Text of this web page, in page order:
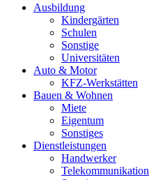
Ausbildung
Kindergärten
Schulen
Sonstige
Universitäten
Auto & Motor
KFZ-Werkstätten
Bauen & Wohnen
Miete
Eigentum
Sonstiges
Dienstleistungen
Handwerker
Telekommunikation